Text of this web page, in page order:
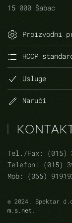
15 000 Šabac
Proizvodni
HCCP
Usluge
Naruči
Tel./Fax: (015)
Telefon: (015)
Mob: (065)
© 2024.
Spektar
m.s.net